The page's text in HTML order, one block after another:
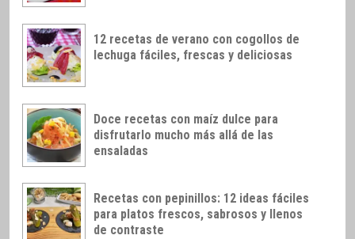
12 recetas de verano con cogollos de
lechuga fáciles, frescas y deliciosas
Doce recetas con maíz dulce para
disfrutarlo mucho más allá de las
ensaladas
Recetas con pepinillos: 12 ideas fáciles
para platos frescos, sabrosos y llenos
de contraste